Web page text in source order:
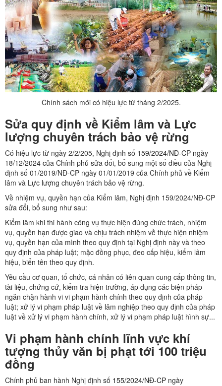
Chính sách mới có hiệu lực từ tháng 2/2025.
Sửa quy định về Kiểm lâm và Lực
lượng chuyên trách bảo vệ rừng
Có hiệu lực từ ngày 2/2/205, Nghị định số 159/2024/NĐ-CP ngày
18/12/2024 của Chính phủ sửa đổi, bổ sung một số điều của Nghị
định số 01/2019/NĐ-CP ngày 01/01/2019 của Chính phủ về Kiểm
lâm và Lực lượng chuyên trách bảo vệ rừng.
Về nhiệm vụ, quyền hạn của Kiểm lâm, Nghị định 159/2024/NĐ-CP
sửa đổi, bổ sung như sau:
Kiểm lâm khi thi hành công vụ thực hiện đúng chức trách, nhiệm
vụ, quyền hạn được giao và chịu trách nhiệm về thực hiện nhiệm
vụ, quyền hạn của mình theo quy định tại Nghị định này và theo
quy định của pháp luật; mặc đồng phục, đeo cấp hiệu, kiểm lâm
hiệu, biển tên theo quy định.
Yêu cầu cơ quan, tổ chức, cá nhân có liên quan cung cấp thông tin,
tài liệu, chứng cứ, kiểm tra hiện trường, áp dụng các biện pháp
ngăn chặn hành vi vi phạm hành chính theo quy định của pháp
luật; xử lý vi phạm pháp luật về lâm nghiệp theo quy định của pháp
luật về xử lý vi phạm hành chính, xử lý vi phạm pháp luật hình sự...
Vi phạm hành chính lĩnh vực khí
tượng thủy văn bị phạt tới 100 triệu
đồng
Chính phủ ban hành Nghị định số 155/2024/NĐ-CP ngày